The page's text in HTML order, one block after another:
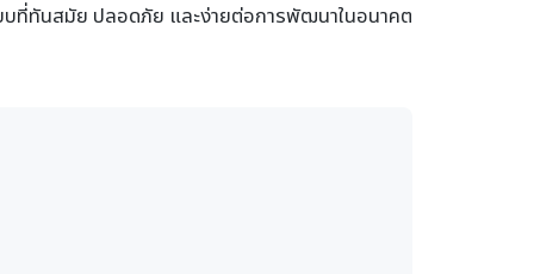
บที่ทันสมัย ปลอดภัย และง่ายต่อการพัฒนาในอนาคต